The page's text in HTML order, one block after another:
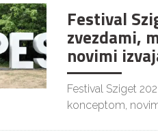
Festival
zvezdami,
novimi
Festival Sziget
konceptom,